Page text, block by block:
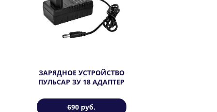
ЗАРЯДНОЕ УСТРОЙСТВО
ПУЛЬСАР ЗУ 18 АДАПТЕР
690 руб.